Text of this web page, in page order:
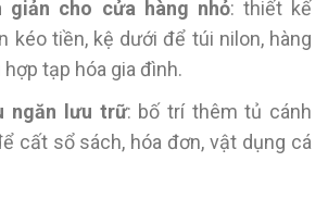
giản cho cửa hàng nhỏ: thiết kế
kéo tiền, kệ dưới để túi nilon, hàng
tạp hóa gia đình.
ngăn lưu trữ: bố trí thêm tủ cánh
cất sổ sách, hóa đơn, vật dụng cá